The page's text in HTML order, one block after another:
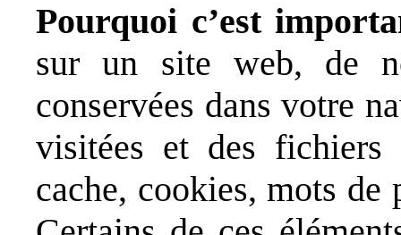
Pourquoi c’est
sur un site web, de
conservées dans votre
visitées et des fichiers
cache, cookies, mots